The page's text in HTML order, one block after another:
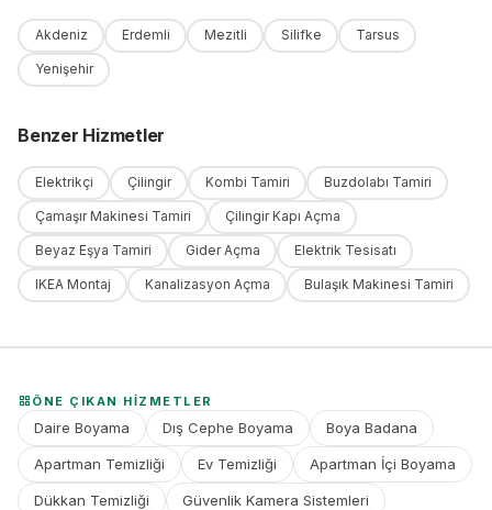
Akdeniz Erdemli Mezitli Silifke Tarsus
Yenişehir
Benzer Hizmetler
Elektrikçi Çilingir Kombi Tamiri Buzdolabı Tamiri
Çamaşır Makinesi Tamiri Çilingir Kapı Açma
Beyaz Eşya Tamiri Gider Açma Elektrik Tesisatı
IKEA Montaj Kanalizasyon Açma Bulaşık Makinesi Tamiri
ÖNE ÇIKAN HIZMETLER
Daire Boyama Dış Cephe Boyama Boya Badana
Apartman Temizliği Ev Temizliği Apartman İçi Boyama
Dükkan Temizliği Güvenlik Kamera Sistemleri